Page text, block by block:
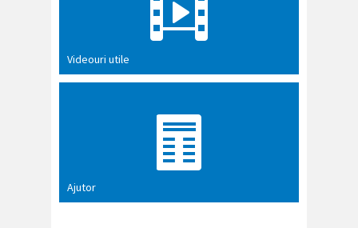
Videouri utile
Ajutor